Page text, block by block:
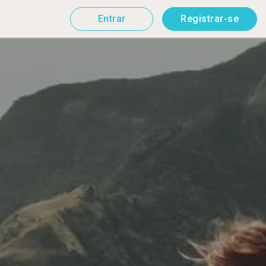
Entrar Registrar-se